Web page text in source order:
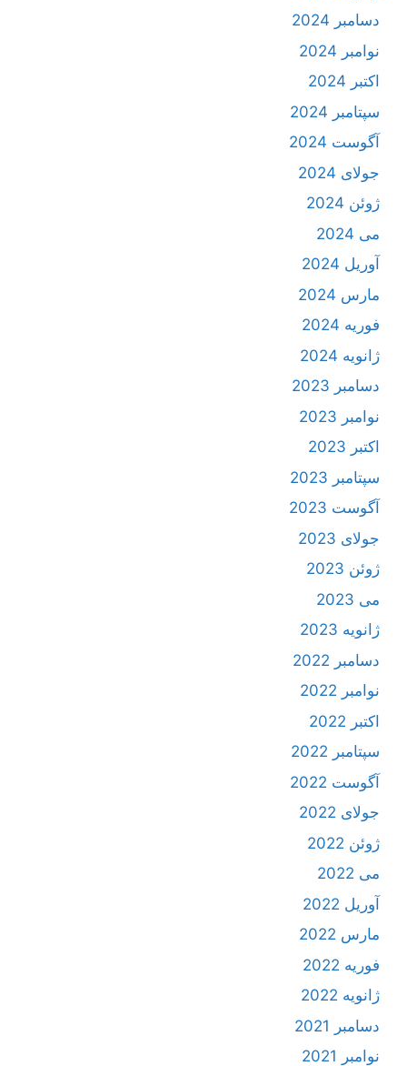
دسامبر 2024
نوامبر 2024
اکتبر 2024
سپتامبر 2024
آگوست 2024
جولای 2024
ژوئن 2024
می 2024
آوریل 2024
مارس 2024
فوریه 2024
ژانویه 2024
دسامبر 2023
نوامبر 2023
اکتبر 2023
سپتامبر 2023
آگوست 2023
جولای 2023
ژوئن 2023
می 2023
ژانویه 2023
دسامبر 2022
نوامبر 2022
اکتبر 2022
سپتامبر 2022
آگوست 2022
جولای 2022
ژوئن 2022
می 2022
آوریل 2022
مارس 2022
فوریه 2022
ژانویه 2022
دسامبر 2021
نوامبر 2021